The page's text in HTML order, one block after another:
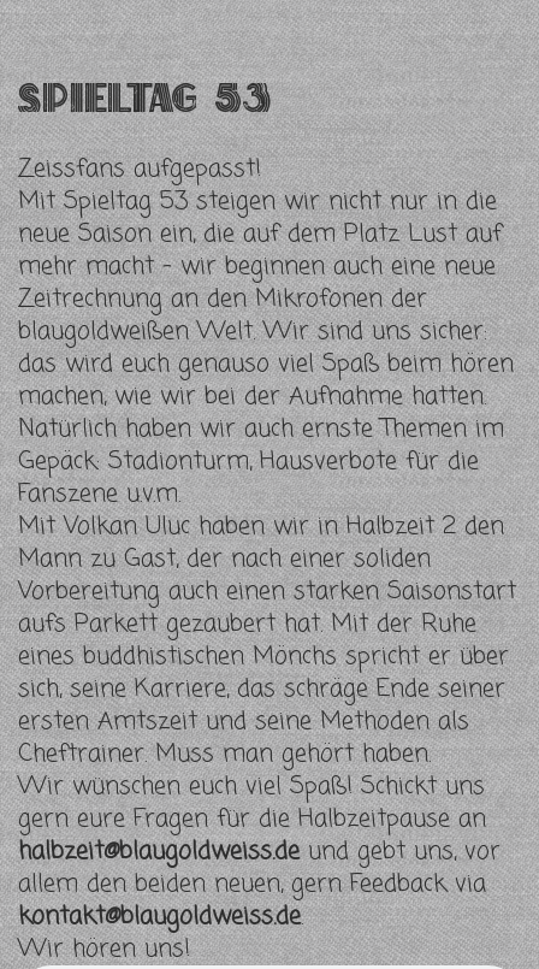
Spieltag 53
Zeissfans aufgepasst!
Mit Spieltag 53 steigen wir nicht nur in die
neue Saison ein, die auf dem Platz Lust auf
mehr macht – wir beginnen auch eine neue
Zeitrechnung an den Mikrofonen der
blaugoldweißen Welt. Wir sind uns sicher:
das wird euch genauso viel Spaß beim hören
machen, wie wir bei der Aufnahme hatten.
Natürlich haben wir auch ernste Themen im
Gepäck: Stadionturm, Hausverbote für die
Fanszene u.v.m.
Mit Volkan Uluc haben wir in Halbzeit 2 den
Mann zu Gast, der nach einer soliden
Vorbereitung auch einen starken Saisonstart
aufs Parkett gezaubert hat. Mit der Ruhe
eines buddhistischen Mönchs spricht er über
sich, seine Karriere, das schräge Ende seiner
ersten Amtszeit und seine Methoden als
Cheftrainer. Muss man gehört haben.
Wir wünschen euch viel Spaß! Schickt uns
gern eure Fragen für die Halbzeitpause an
halbzeit@blaugoldweiss.deund gebt uns, vor
allem den beiden neuen, gern Feedback via
kontakt@blaugoldweiss.de.
Wir hören uns!